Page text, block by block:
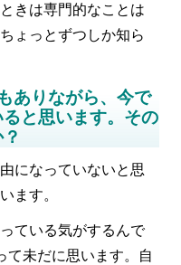
きは専門的なことは
ょっとずつしか知ら
ありながら、今で
と思います。その
になっていないと思
ます。
ている気がするんで
て未だに思います。自